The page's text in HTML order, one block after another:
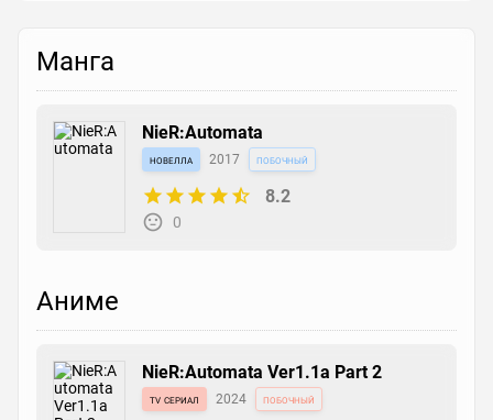
Манга
NieR:Automata
новелла 2017 побочный
8.2
0
Аниме
NieR:Automata Ver1.1a Part 2
tv сериал 2024 побочный